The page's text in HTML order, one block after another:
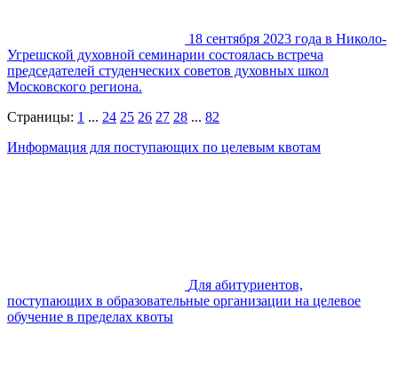
18 сентября 2023 года в Николо-
Угрешской духовной семинарии состоялась встреча
председателей студенческих советов духовных школ
Московского региона.
Страницы: 1 ... 24 25 26 27 28 ... 82
Информация для поступающих по целевым квотам
Для абитуриентов,
поступающих в образовательные организации на целевое
обучение в пределах квоты